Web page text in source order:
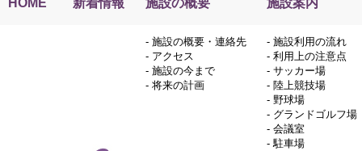
HOME 新着情報 施設の概要 施設案内
- 施設の概要・連絡先
- アクセス
- 施設の今まで
- 将来の計画
- 施設利用の流れ
- 利用上の注意点
- サッカー場
- 陸上競技場
- 野球場
- グランドゴルフ場
- 会議室
-駐車場